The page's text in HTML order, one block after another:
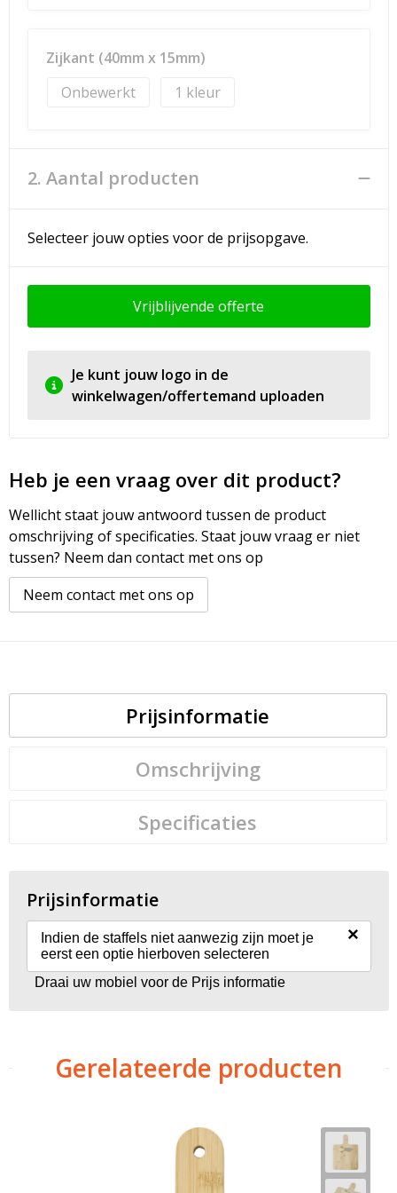
Zijkant (40mm x 15mm)
Onbewerkt
1
2. Aantal producten
Selecteer jouw opties voor de prijsopgave.
Vrijblijvende offerte
Je kunt jouw logo in de
winkelwagen/offertemand uploaden
Heb je een vraag over dit product?
Wellicht staat jouw antwoord tussen de product
omschrijving of specificaties. Staat jouw vraag er niet
tussen? Neem dan contact met ons op
Neem contact met ons op
Prijsinformatie
Omschrijving
Specificaties
Prijsinformatie
Indien de staffels niet aanwezig zijn moet je
eerst een optie hierboven selecteren
×
Draai uw mobiel voor de Prijs informatie
Gerelateerde producten